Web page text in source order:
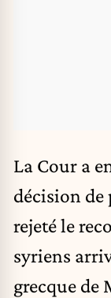
La Cour a
décision
rejeté le
syriens
grecque de